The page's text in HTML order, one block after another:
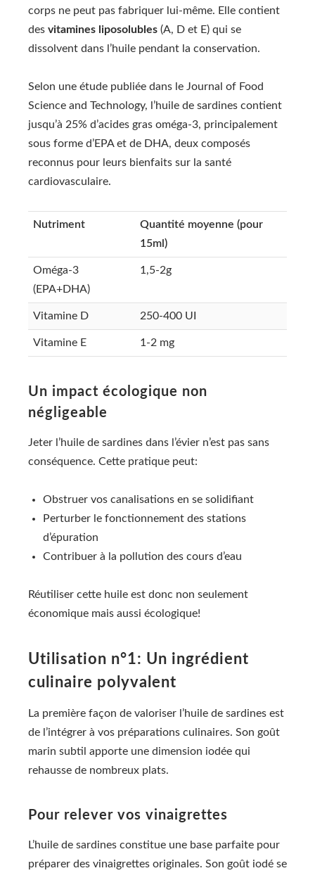
corps ne peut pas fabriquer lui-même. Elle contient
des vitamines liposolubles (A, D et E) qui se
dissolvent dans l’huile pendant la conservation.
Selon une étude publiée dans le Journal of Food
Science and Technology, l’huile de sardines contient
jusqu’à 25% d’acides gras oméga-3, principalement
sous forme d’EPA et de DHA, deux composés
reconnus pour leurs bienfaits sur la santé
cardiovasculaire.
Nutriment
Quantité moyenne (pour
15ml)
Oméga-3
(EPA+DHA)
1,5-2g
Vitamine D 250-400 UI
Vitamine E 1-2 mg
Un impact écologique non
négligeable
Jeter l’huile de sardines dans l’évier n’est pas sans
conséquence. Cette pratique peut:
Obstruer vos canalisations en se solidifiant
Perturber le fonctionnement des stations
d’épuration
Contribuer à la pollution des cours d’eau
Réutiliser cette huile est donc non seulement
économique mais aussi écologique!
Utilisation n°1: Un ingrédient
culinaire polyvalent
La première façon de valoriser l’huile de sardines est
de l’intégrer à vos préparations culinaires. Son goût
marin subtil apporte une dimension iodée qui
rehausse de nombreux plats.
Pour relever vos vinaigrettes
L’huile de sardines constitue une base parfaite pour
préparer des vinaigrettes originales. Son goût iodé se